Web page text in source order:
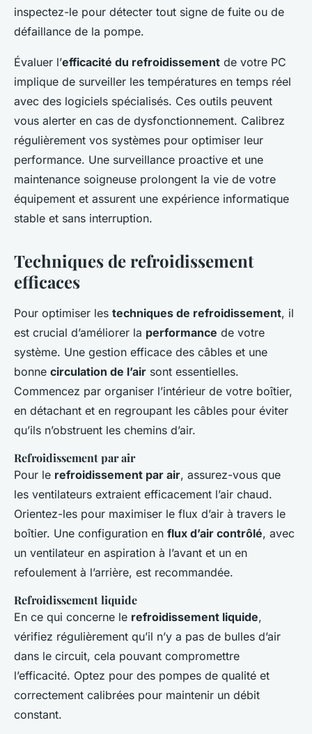
inspectez-le pour détecter tout signe de fuite ou de
défaillance de la pompe.
Évaluer l’efficacité du refroidissement de votre PC
implique de surveiller les températures en temps réel
avec des logiciels spécialisés. Ces outils peuvent
vous alerter en cas de dysfonctionnement. Calibrez
régulièrement vos systèmes pour optimiser leur
performance. Une surveillance proactive et une
maintenance soigneuse prolongent la vie de votre
équipement et assurent une expérience informatique
stable et sans interruption.
Techniques de refroidissement
efficaces
Pour optimiser les techniques de refroidissement, il
est crucial d’améliorer la performance de votre
système. Une gestion efficace des câbles et une
bonne circulation de l’air sont essentielles.
Commencez par organiser l’intérieur de votre boîtier,
en détachant et en regroupant les câbles pour éviter
qu’ils n’obstruent les chemins d’air.
Refroidissement par air
Pour le refroidissement par air, assurez-vous que
les ventilateurs extraient efficacement l’air chaud.
Orientez-les pour maximiser le flux d’air à travers le
boîtier. Une configuration en flux d’air contrôlé, avec
un ventilateur en aspiration à l’avant et un en
refoulement à l’arrière, est recommandée.
Refroidissement liquide
En ce qui concerne le refroidissement liquide,
vérifiez régulièrement qu’il n’y a pas de bulles d’air
dans le circuit, cela pouvant compromettre
l’efficacité. Optez pour des pompes de qualité et
correctement calibrées pour maintenir un débit
constant.